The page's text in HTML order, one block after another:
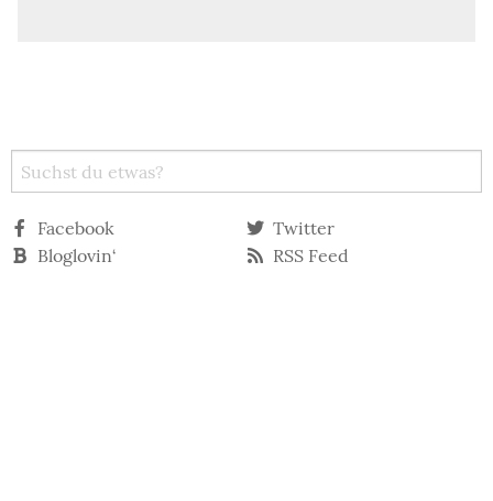
Facebook
Twitter
Bloglovin‘
RSS Feed